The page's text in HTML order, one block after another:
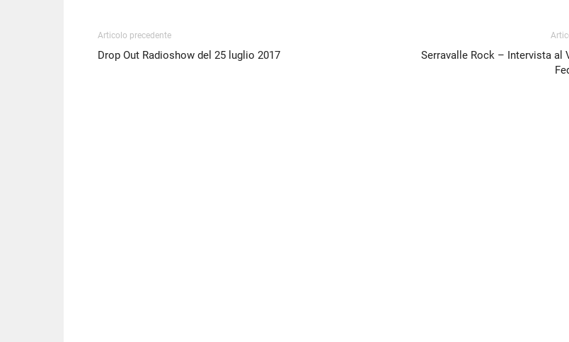
Articolo precedente
Drop Out Radioshow del 25 luglio 2017
Serravalle Rock – Intervista al